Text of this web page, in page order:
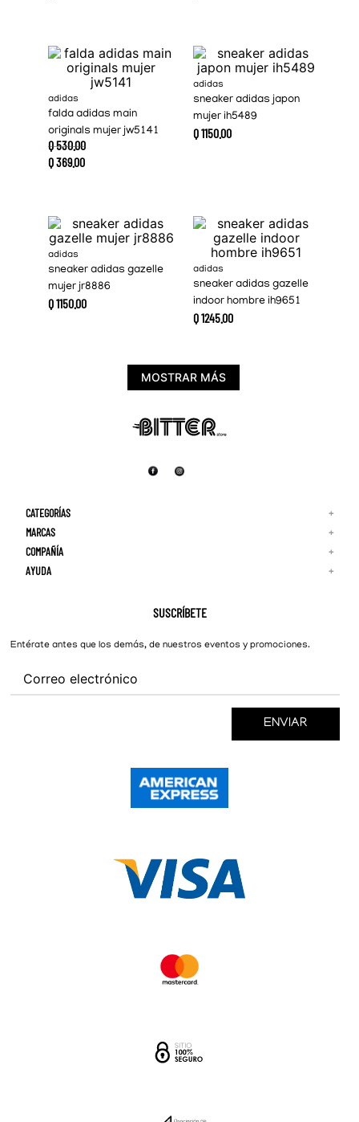
adidas
falda adidas main
originals mujer jw5141
Q530.00
Q369.00
adidas
sneaker adidas japon
mujer ih5489
Q1150.00
adidas
sneaker adidas gazelle
mujer jr8886
Q1150.00
adidas
sneaker adidas gazelle
indoor hombre ih9651
Q1245.00
MOSTRAR MÁS
CATEGORÍAS +
MARCAS +
Adidas
Reebok
COMPAÑÍA +
Quiénes Somos
AYUDA +
SUSCRÍBETE
Entérate antes que los demás, de nuestros eventos y promociones.
ENVIAR